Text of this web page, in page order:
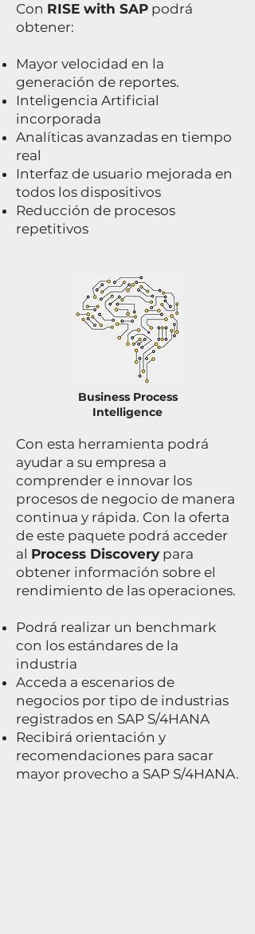
Con RISE with SAP podrá
obtener:
Mayor velocidad en la
generación de reportes.
Inteligencia Artificial
incorporada
Analíticas avanzadas en tiempo
real
Interfaz de usuario mejorada en
todos los dispositivos
Reducción de procesos
repetitivos
Business Process
Intelligence
Con esta herramienta podrá
ayudar a su empresa a
comprender e innovar los
procesos de negocio de manera
continua y rápida. Con la oferta
de este paquete podrá acceder
al Process Discovery para
obtener información sobre el
rendimiento de las operaciones.
Podrá realizar un benchmark
con los estándares de la
industria
Acceda a escenarios de
negocios por tipo de industrias
registrados en SAP S/4HANA
Recibirá orientación y
recomendaciones para sacar
mayor provecho a SAP S/4HANA.